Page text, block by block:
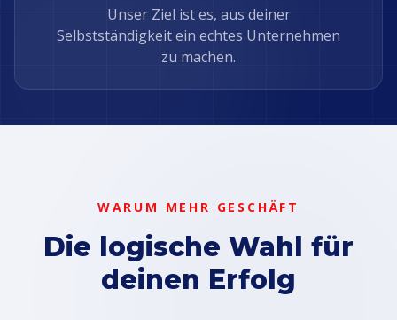
Unser Ziel ist es, aus deiner
Selbstständigkeit ein echtes Unternehmen
zu machen.
WARUM MEHR GESCHÄFT
Die logische Wahl für
deinen Erfolg